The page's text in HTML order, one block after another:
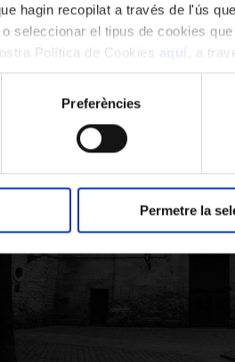
hagin recopilat a través de l'ús
seleccionar el tipus de cookies
Política de Cookies aquí
, a
Preferències
Permetre la
la reforma litúrgica
Tra le sollecitudinidel 1903.